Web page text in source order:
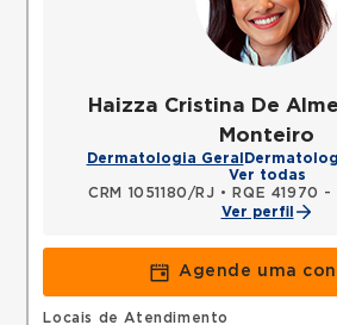
Haizza Cristina De
Monteiro
Dermatologia Geral
Ver todas
CRM 1051180/RJ •
RQE 41970
Ver perfil
Agende uma
Locais de Atendimento